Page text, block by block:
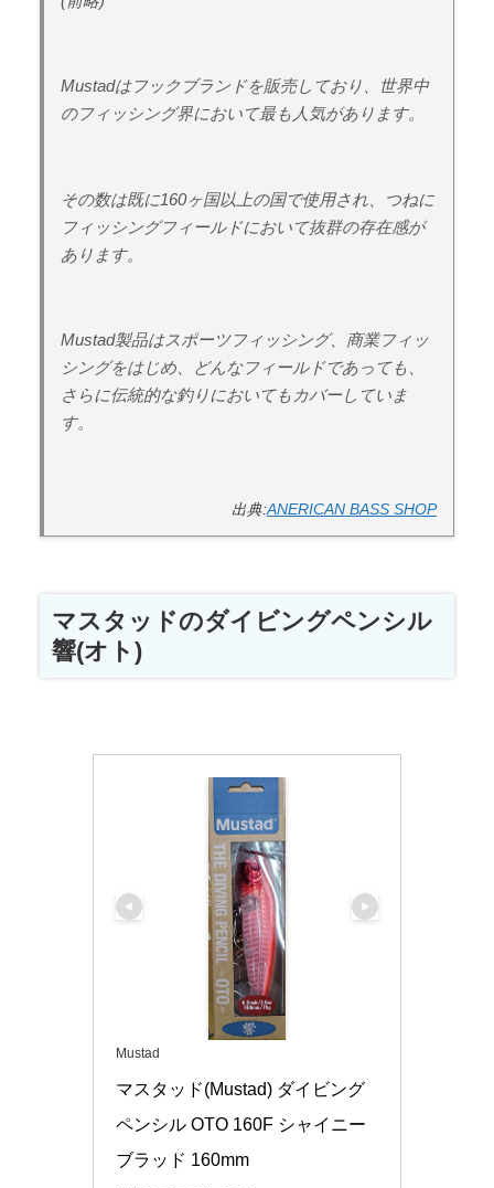
Mustadはフックブランドを販売しており、世界中
のフィッシング界において最も人気があります。
その数は既に160ヶ国以上の国で使用され、つねに
フィッシングフィールドにおいて抜群の存在感が
あります。
Mustad製品はスポーツフィッシング、商業フィッ
シングをはじめ、どんなフィールドであっても、
さらに伝統的な釣りにおいてもカバーしていま
す。
出典:ANERICAN BASS SHOP
マスタッドのダイビングペンシル
響(オト)
Mustad
マスタッド(Mustad) ダイビング
ペンシル OTO 160F シャイニー
ブラッド 160mm